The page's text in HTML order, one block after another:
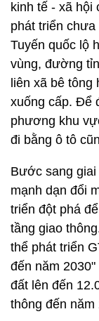
kinh tế - xã hội
phát triển
Tuyến quốc lộ
vùng, đường
liên xã bê tông
xuống cấp. Để
phương khu
đi bằng ô tô
Bước sang giai
mạnh dạn đổi
triển đột phá
tầng giao
thể phát triển
đến năm
đất lên đến
thông đến năm